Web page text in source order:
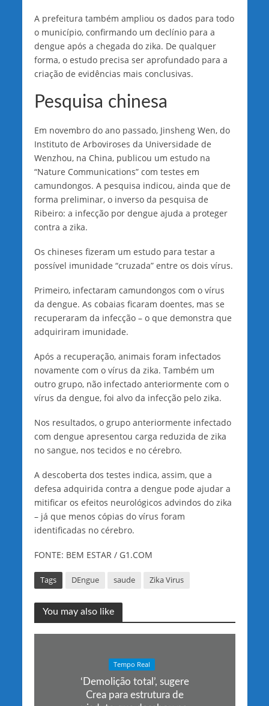
A prefeitura também ampliou os dados para todo
o município, confirmando um declínio para a
dengue após a chegada do zika. De qualquer
forma, o estudo precisa ser aprofundado para a
criação de evidências mais conclusivas.
Pesquisa chinesa
Em novembro do ano passado, Jinsheng Wen, do
Instituto de Arboviroses da Universidade de
Wenzhou, na China, publicou um estudo na
“Nature Communications” com testes em
camundongos. A pesquisa indicou, ainda que de
forma preliminar, o inverso da pesquisa de
Ribeiro: a infecção por dengue ajuda a proteger
contra a zika.
Os chineses fizeram um estudo para testar a
possível imunidade “cruzada” entre os dois vírus.
Primeiro, infectaram camundongos com o vírus
da dengue. As cobaias ficaram doentes, mas se
recuperaram da infecção – o que demonstra que
adquiriram imunidade.
Após a recuperação, animais foram infectados
novamente com o vírus da zika. Também um
outro grupo, não infectado anteriormente com o
vírus da dengue, foi alvo da infecção pelo zika.
Nos resultados, o grupo anteriormente infectado
com dengue apresentou carga reduzida de zika
no sangue, nos tecidos e no cérebro.
A descoberta dos testes indica, assim, que a
defesa adquirida contra a dengue pode ajudar a
mitificar os efeitos neurológicos advindos do zika
– já que menos cópias do vírus foram
identificadas no cérebro.
FONTE: BEM ESTAR / G1.COM
Tags DEngue saude Zika Virus
You may also like
Tempo Real
‘Demolição total’, sugere
Crea para estrutura de